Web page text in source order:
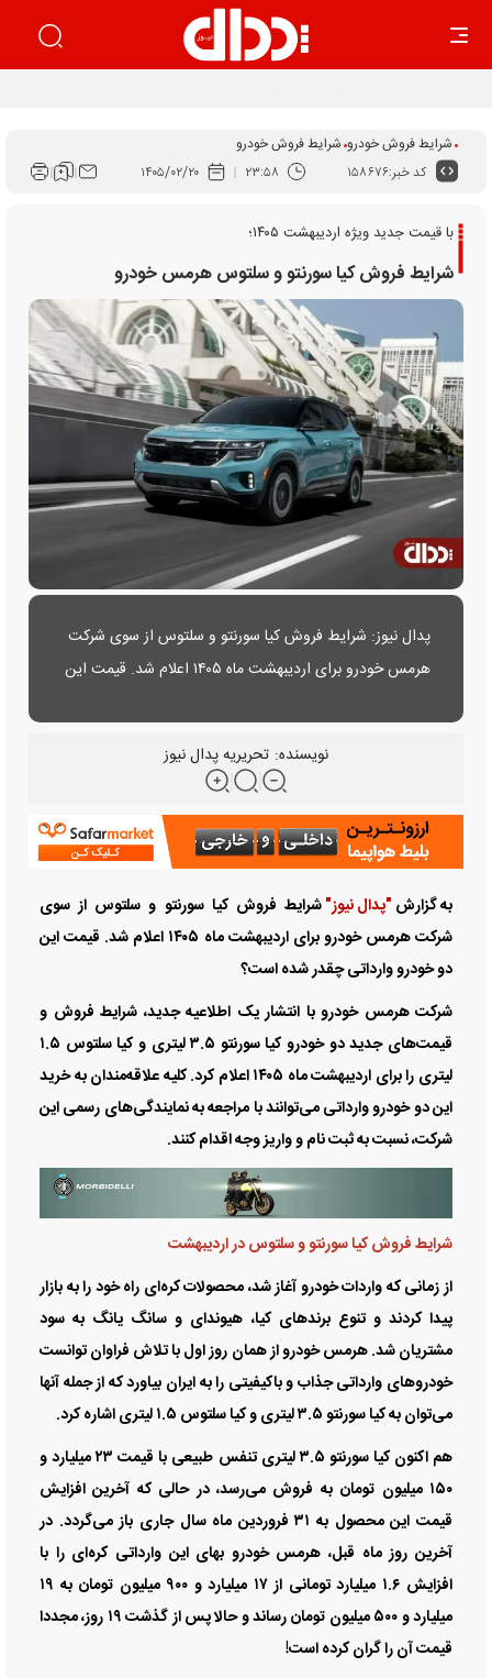
شرایط فروش خودرو شرایط فروش خودرو
کد خبر:۱۵۸۶۷۶ ۲۳:۵۸ ۱۴۰۵/۰۲/۲۰
با قیمت جدید ویژه اردیبهشت ۱۴۰۵؛
شرایط فروش کیا سورنتو و سلتوس هرمس خودرو
پدال نیوز: شرایط فروش کیا سورنتو و سلتوس از سوی شرکت
هرمس خودرو برای اردیبهشت ماه ۱۴۰۵ اعلام شد. قیمت این
نویسنده: تحریریه پدال نیوز
به گزارش"پدال نیوز"شرایط فروش کیا سورنتو و سلتوس از سوی
شرکت هرمس خودرو برای اردیبهشت ماه ۱۴۰۵ اعلام شد. قیمت این
دو خودرو وارداتی چقدر شده است؟
شرکت هرمس خودرو با انتشار یک اطلاعیه جدید، شرایط فروش و
قیمت‌های جدید دو خودرو کیا سورنتو ۳.۵ لیتری و کیا سلتوس ۱.۵
لیتری را برای اردیبهشت ماه ۱۴۰۵ اعلام کرد. کلیه علاقه‌مندان به خرید
این دو خودرو وارداتی می‌توانند با مراجعه به نمایندگی‌های رسمی این
شرکت، نسبت به ثبت نام و واریز وجه اقدام کنند.
شرایط فروش کیا سورنتو و سلتوس در اردیبهشت
از زمانی که واردات خودرو آغاز شد، محصولات کره‌ای راه خود را به بازار
پیدا کردند و تنوع برند‌های کیا، هیوندای و سانگ یانگ به سود
مشتریان شد. هرمس خودرو از همان روز اول با تلاش فراوان توانست
خودرو‌های وارداتی جذاب و باکیفیتی را به ایران بیاورد که از جمله آنها
می‌توان به کیا سورنتو ۳.۵ لیتری و کیا سلتوس ۱.۵ لیتری اشاره کرد.
هم اکنون کیا سورنتو ۳.۵ لیتری تنفس طبیعی با قیمت ۲۳ میلیارد و
۱۵۰ میلیون تومان به فروش می‌رسد، در حالی که آخرین افزایش
قیمت این محصول به ۳۱ فروردین ماه سال جاری باز می‌گردد. در
آخرین روز ماه قبل، هرمس خودرو بهای این وارداتی کره‌ای را با
افزایش ۱.۶ میلیارد تومانی از ۱۷ میلیارد و ۹۰۰ میلیون تومان به ۱۹
میلیارد و ۵۰۰ میلیون تومان رساند و حالا پس از گذشت ۱۹ روز، مجددا
قیمت آن را گران کرده است!